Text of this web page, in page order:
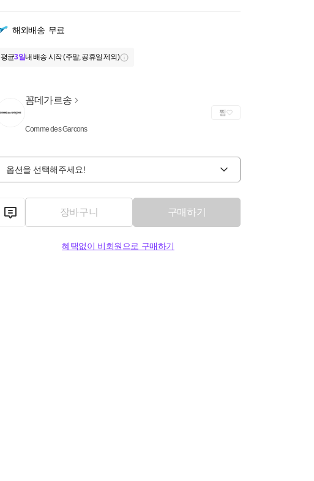
해외배송 무료
평균3일내 배송 시작 (주말, 공휴일 제외)
꼼데가르송
Comme des Garcons
찜
옵션을 선택해주세요!
장바구니 구매하기
혜택없이 비회원으로 구매하기